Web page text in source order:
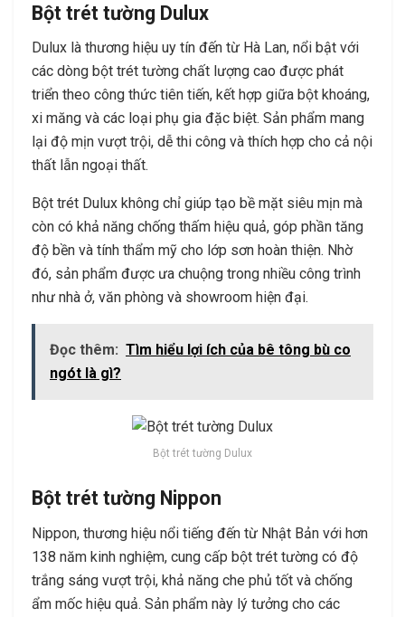
Bột trét tường Dulux
Dulux là thương hiệu uy tín đến từ Hà Lan, nổi bật với
các dòng bột trét tường chất lượng cao được phát
triển theo công thức tiên tiến, kết hợp giữa bột khoáng,
xi măng và các loại phụ gia đặc biệt. Sản phẩm mang
lại độ mịn vượt trội, dễ thi công và thích hợp cho cả nội
thất lẫn ngoại thất.
Bột trét Dulux không chỉ giúp tạo bề mặt siêu mịn mà
còn có khả năng chống thấm hiệu quả, góp phần tăng
độ bền và tính thẩm mỹ cho lớp sơn hoàn thiện. Nhờ
đó, sản phẩm được ưa chuộng trong nhiều công trình
như nhà ở, văn phòng và showroom hiện đại.
Đọc thêm: Tìm hiểu lợi ích của bê tông bù co
ngót là gì?
Bột trét tường Dulux
Bột trét tường Nippon
Nippon, thương hiệu nổi tiếng đến từ Nhật Bản với hơn
138 năm kinh nghiệm, cung cấp bột trét tường có độ
trắng sáng vượt trội, khả năng che phủ tốt và chống
ẩm mốc hiệu quả. Sản phẩm này lý tưởng cho các